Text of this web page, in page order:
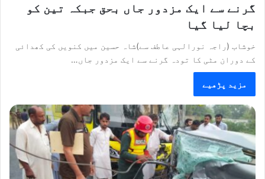
گرنے سے ایک مزدور جاں بحق جبکہ تین کو
بچا لیا گیا
خوشاب (راجہ نورالہی عاطف سے)شاہ حسین میں کنویں کی کھدائی
کے دوران مٹی کا تودہ گرنے سے ایک مزدور جاں…
مزید پڑھیے